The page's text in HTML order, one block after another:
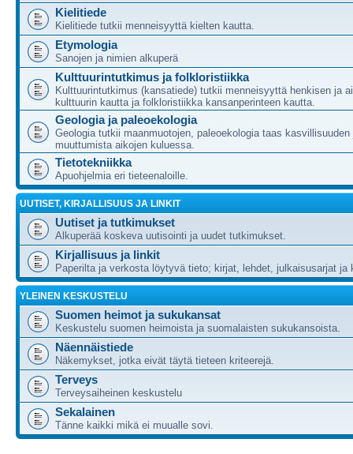
Kielitiede
Kielitiede tutkii menneisyyttä kielten kautta.
Etymologia
Sanojen ja nimien alkuperä
Kulttuurintutkimus ja folkloristiikka
Kulttuurintutkimus (kansatiede) tutkii menneisyyttä henkisen ja
kulttuurin kautta ja folkloristiikka kansanperinteen kautta.
Geologia ja paleoekologia
Geologia tutkii maanmuotojen, paleoekologia taas
muuttumista aikojen kuluessa.
Tietotekniikka
Apuohjelmia eri tieteenaloille.
UUTISET, KIRJALLISUUS JA LINKIT
Uutiset ja tutkimukset
Alkuperää koskeva uutisointi ja uudet tutkimukset.
Kirjallisuus ja linkit
Paperilta ja verkosta löytyvä tieto; kirjat, lehdet, julkaisusarjat ja
YLEINEN KESKUSTELU
Suomen heimot ja sukukansat
Keskustelu suomen heimoista ja suomalaisten sukukansoista.
Näennäistiede
Näkemykset, jotka eivät täytä tieteen kriteerejä.
Terveys
Terveysaiheinen keskustelu
Sekalainen
Tänne kaikki mikä ei muualle sovi.